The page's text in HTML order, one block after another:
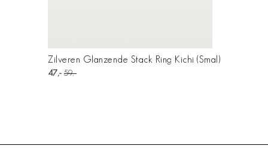
Zilveren Glanzende Stack Ring Kichi (Smal)
47 59